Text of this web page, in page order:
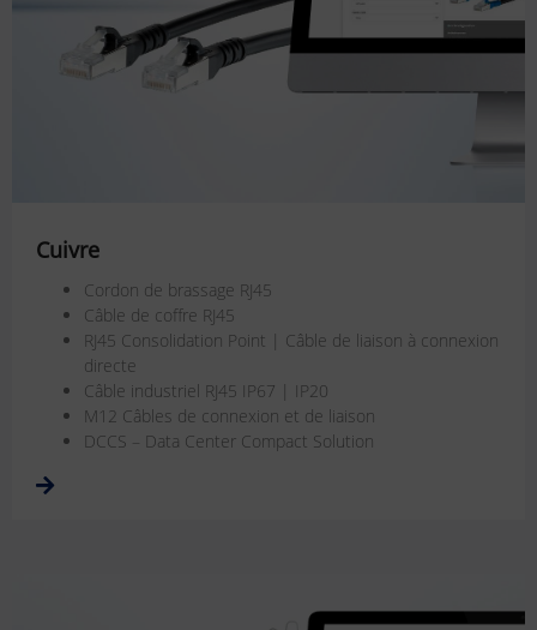
Cuivre
Cordon de brassage RJ45
Câble de coffre RJ45
RJ45 Consolidation Point | Câble de liaison à connexion
directe
Câble industriel RJ45 IP67 | IP20
M12 Câbles de connexion et de liaison
DCCS – Data Center Compact Solution